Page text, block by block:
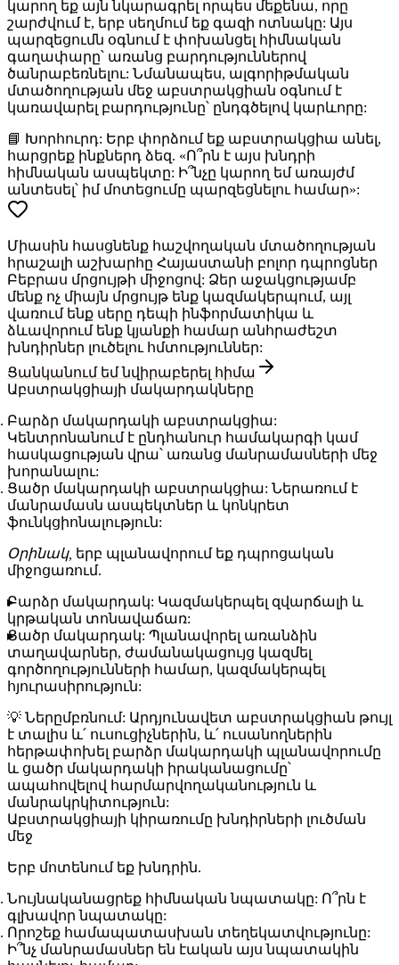
կարող եք այն նկարագրել որպես մեքենա, որը
շարժվում է, երբ սեղմում եք գազի ոտնակը: Այս
պարզեցումն օգնում է փոխանցել հիմնական
գաղափարը՝ առանց բարդություններով
ծանրաբեռնելու: Նմանապես, ալգորիթմական
մտածողության մեջ աբստրակցիան օգնում է
կառավարել բարդությունը՝ ընդգծելով կարևորը:
📘 Խորհուրդ: Երբ փորձում եք աբստրակցիա անել,
հարցրեք ինքներդ ձեզ. «Ո՞րն է այս խնդրի
հիմնական ասպեկտը: Ի՞նչը կարող եմ առայժմ
անտեսել՝ իմ մոտեցումը պարզեցնելու համար»:
Միասին հասցնենք հաշվողական մտածողության
հրաշալի աշխարհը Հայաստանի բոլոր դպրոցներ
Բեբրաս մրցույթի միջոցով: Ձեր աջակցությամբ
մենք ոչ միայն մրցույթ ենք կազմակերպում, այլ
վառում ենք սերը դեպի ինֆորմատիկա և
ձևավորում ենք կյանքի համար անհրաժեշտ
խնդիրներ լուծելու հմտություններ:
Ցանկանում եմ նվիրաբերել հիմա
Աբստրակցիայի մակարդակները
Բարձր մակարդակի աբստրակցիա:
Կենտրոնանում է ընդհանուր համակարգի կամ
հասկացության վրա՝ առանց մանրամասների մեջ
խորանալու:
Ցածր մակարդակի աբստրակցիա: Ներառում է
մանրամասն ասպեկտներ և կոնկրետ
ֆունկցիոնալություն:
Օրինակ, երբ պլանավորում եք դպրոցական
միջոցառում.
Բարձր մակարդակ: Կազմակերպել զվարճալի և
կրթական տոնավաճառ:
Ցածր մակարդակ: Պլանավորել առանձին
տաղավարներ, ժամանակացույց կազմել
գործողությունների համար, կազմակերպել
հյուրասիրություն:
💡 Ներըմբռնում: Արդյունավետ աբստրակցիան թույլ
է տալիս և՛ ուսուցիչներին, և՛ ուսանողներին
հերթափոխել բարձր մակարդակի պլանավորումը
և ցածր մակարդակի իրականացումը՝
ապահովելով հարմարվողականություն և
մանրակրկիտություն:
Աբստրակցիայի կիրառումը խնդիրների լուծման
մեջ
Երբ մոտենում եք խնդրին.
Նույնականացրեք հիմնական նպատակը: Ո՞րն է
գլխավոր նպատակը:
Որոշեք համապատասխան տեղեկատվությունը:
Ի՞նչ մանրամասներ են էական այս նպատակին